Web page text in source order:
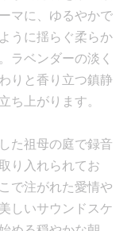
マに、ゆるやかで
うに揺らぐ柔らか
ラベンダーの淡く
りと香り立つ鎮静
ち上がります。
た祖母の庭で録音
り入れられてお
で注がれた愛情や
しいサウンドスケ